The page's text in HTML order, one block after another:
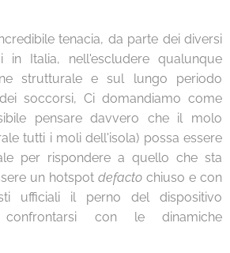
tenacia, da parte dei diversi
in Italia, nell'escludere qualunque
strutturale e sul lungo periodo
soccorsi, Ci domandiamo come
pensare davvero che il molo
tutti i moli dell'isola) possa essere
per rispondere a quello che sta
un hotspot defacto chiuso e con
ufficiali il perno del dispositivo
con le dinamiche